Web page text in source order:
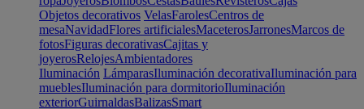
Objetos decorativos VelasFarolesCentros de
mesaNavidadFlores artificialesMaceterosJarronesMarcos de
fotosFiguras decorativasCajitas y
joyerosRelojesAmbientadores
Iluminación LámparasIluminación decorativaIluminación para
mueblesIluminación para dormitorioIluminación
exteriorGuirnaldasBalizasSmart